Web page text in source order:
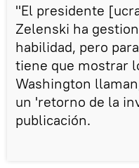
"El presidente
Zelenski ha
habilidad, pero
tiene que mostrar
Washington
un 'retorno de la
publicación.